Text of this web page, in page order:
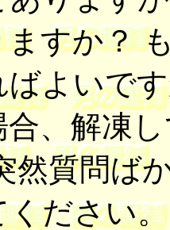
すか？
ばよいで
合、解凍
然質問ば
ください。